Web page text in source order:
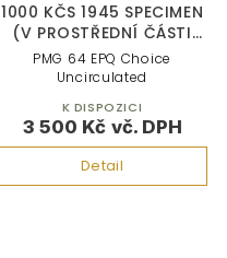
1000 KČS 1945 SPECIMEN
(V PROSTŘEDNÍ ČÁSTI
BANKOVKY)
3 500 Kč
Detail
PMG 64 EPQ Choice
Uncirculated
K DISPOZICI